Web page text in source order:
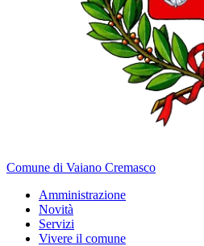
Comune di Vaiano Cremasco
Amministrazione
Novità
Servizi
Vivere il comune